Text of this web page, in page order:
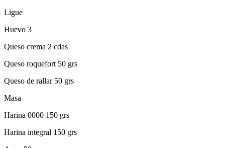
Ligue
Huevo 3
Queso crema 2 cdas
Queso roquefort 50 grs
Queso de rallar 50 grs
Masa
Harina 0000 150 grs
Harina integral 150 grs